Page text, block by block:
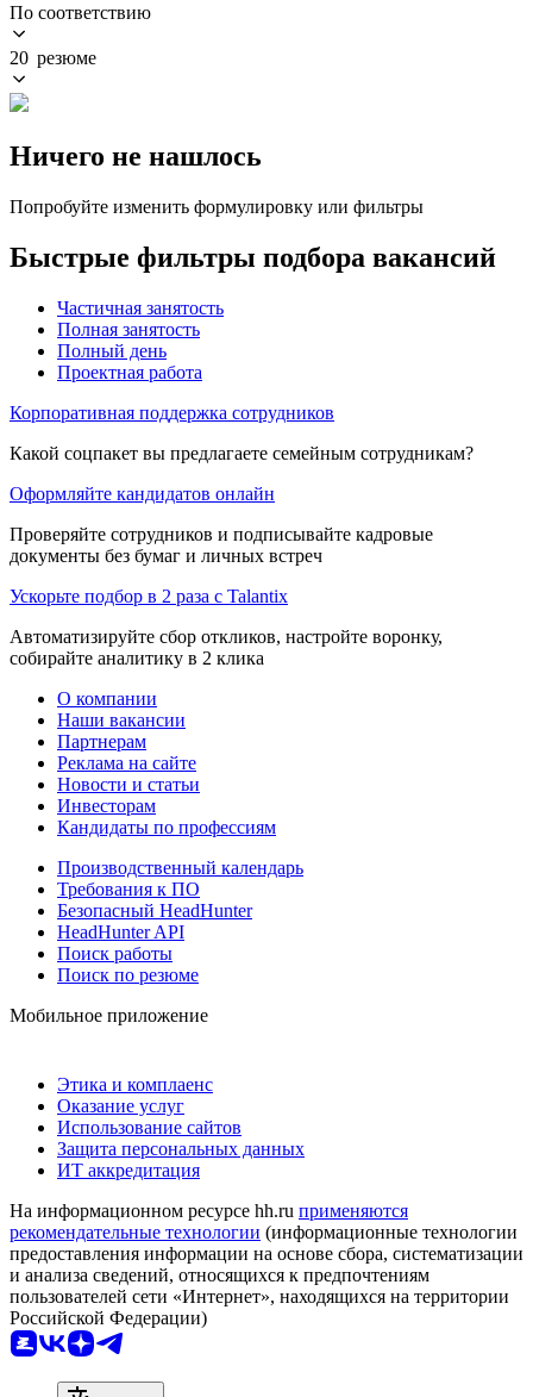
По соответствию
20 резюме
Ничего не нашлось
Попробуйте изменить формулировку или фильтры
Быстрые фильтры подбора вакансий
Частичная занятость
Полная занятость
Полный день
Проектная работа
Корпоративная поддержка сотрудников
Какой соцпакет вы предлагаете семейным сотрудникам?
Оформляйте кандидатов онлайн
Проверяйте сотрудников и подписывайте кадровые
документы без бумаг и личных встреч
Ускорьте подбор в 2 раза с Talantix
Автоматизируйте сбор откликов, настройте воронку,
собирайте аналитику в 2 клика
О компании
Наши вакансии
Партнерам
Реклама на сайте
Новости и статьи
Инвесторам
Кандидаты по профессиям
Производственный календарь
Требования к ПО
Безопасный HeadHunter
HeadHunter API
Поиск работы
Поиск по резюме
Мобильное приложение
Этика и комплаенс
Оказание услуг
Использование сайтов
Защита персональных данных
ИТ аккредитация
На информационном ресурсе hh.ru применяются
рекомендательные технологии (информационные технологии
предоставления информации на основе сбора, систематизации
и анализа сведений, относящихся к предпочтениям
пользователей сети «Интернет», находящихся на территории
Российской Федерации)